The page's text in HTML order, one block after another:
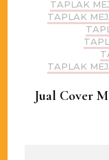
TAPLAK
TAPLAK
TAPLAK
Jual Cover